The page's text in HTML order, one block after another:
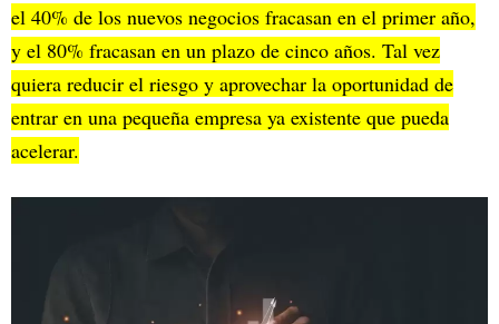
el 40% de los nuevos negocios fracasan en el primer año,
y el 80% fracasan en un plazo de cinco años. Tal vez
quiera reducir el riesgo y aprovechar la oportunidad de
entrar en una pequeña empresa ya existente que pueda
acelerar.